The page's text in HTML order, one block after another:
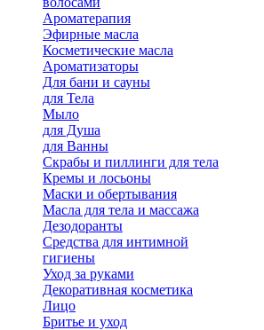
Ароматерапия
Эфирные масла
Косметические масла
Ароматизаторы
Для бани и сауны
для Тела
Мыло
для Душа
для Ванны
Скрабы и пиллинги для тела
Кремы и лосьоны
Маски и обертывания
Масла для тела и массажа
Дезодоранты
Средства для интимной
гигиены
Уход за руками
Декоративная косметика
Лицо
Бритье и уход